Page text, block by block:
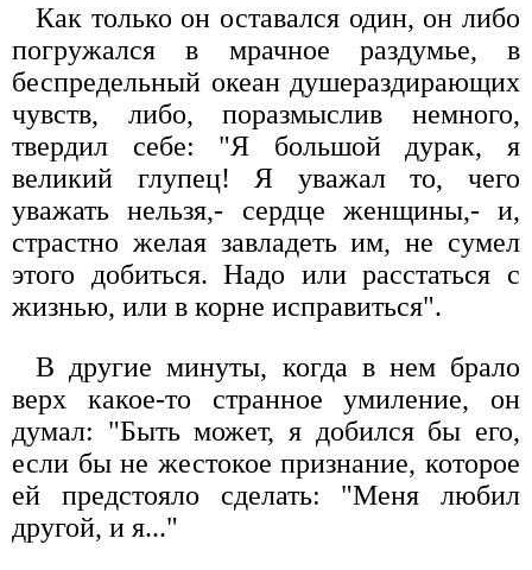
Как только он оставался один, он либо
погружался в мрачное раздумье, в
беспредельный океан душераздирающих
чувств, либо, поразмыслив немного,
твердил себе: "Я большой дурак, я
великий глупец! Я уважал то, чего
уважать нельзя,- сердце женщины,- и,
страстно желая завладеть им, не сумел
этого добиться. Надо или расстаться с
жизнью, или в корне исправиться".
В другие минуты, когда в нем брало
верх какое-то странное умиление, он
думал: "Быть может, я добился бы его,
если бы не жестокое признание, которое
ей предстояло сделать: "Меня любил
другой, и я..."